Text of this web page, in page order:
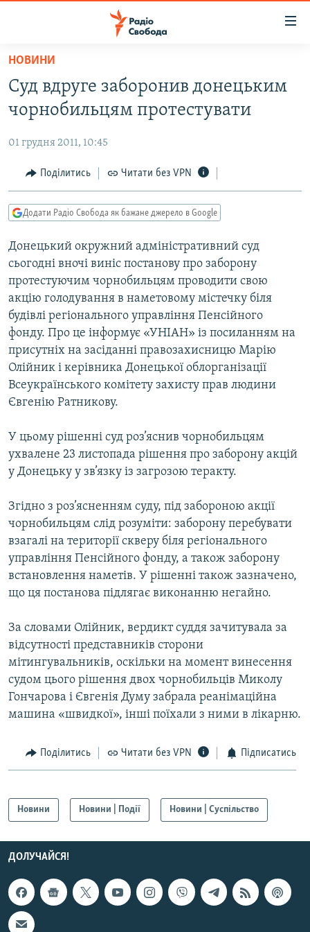
Перейти
основного
матеріалу
Перейти
до
навігації
Перейти
до
РАДІО СВОБОДА – 70 РОКІВ
ВСЕ ЗА ДОБУ
СТАТТІ
ПОЛІТИКА
ЕКОНОМІКА
КУЛЬТУРА
СПОРТ
СВІТ
ВІЙНА
РОСІЙСЬКА «ФІЛЬТРАЦІЯ»
КРИМ.РЕАЛІЇ
ТИ ЯК?
СХЕМИ
КИТАЙ.ВИКЛИКИ
МУЛЬТИМЕДІА
ФОТО
СПЕЦПРОЄКТИ
ПОДКАСТИ
КРИМ РЕАЛІЇ
РУС
УКР
КТАТ
ДОЛУЧАЙСЯ!
Усі сайти RFE/RL
НОВИНИ
Суд вдруге заборонив донецьким
чорнобильцям протестувати
01 грудня 2011, 10:45
Поділитись Читати без VPN
Додати Радіо Свобода як бажане джерело в Google
Донецький окружний адміністративний суд
сьогодні вночі виніс постанову про заборону
протестуючим чорнобильцям проводити свою
акцію голодування в наметовому містечку біля
будівлі регіонального управління Пенсійного
фонду. Про це інформує «УНІАН» із посиланням на
присутніх на засіданні правозахисницю Марію
Олійник і керівника Донецької облорганізації
Всеукраїнського комітету захисту прав людини
Євгенію Ратникову.
У цьому рішенні суд роз’яснив чорнобильцям
ухвалене 23 листопада рішення про заборону акцій
у Донецьку у зв’язку із загрозою теракту.
Згідно з роз’ясненням суду, під забороною акції
чорнобильцям слід розуміти: заборону перебувати
взагалі на території скверу біля регіонального
управління Пенсійного фонду, а також заборону
встановлення наметів. У рішенні також зазначено,
що ця постанова підлягає виконанню негайно.
За словами Олійник, вердикт суддя зачитувала за
відсутності представників сторони
мітингувальників, оскільки на момент винесення
судом цього рішення двох чорнобильців Миколу
Гончарова і Євгенія Думу забрала реанімаційна
машина «швидкої», інші поїхали з ними в лікарню.
Поділитись Читати без VPN Підписатись
Новини Новини | Події Новини | Суспільство
ДОЛУЧАЙСЯ!